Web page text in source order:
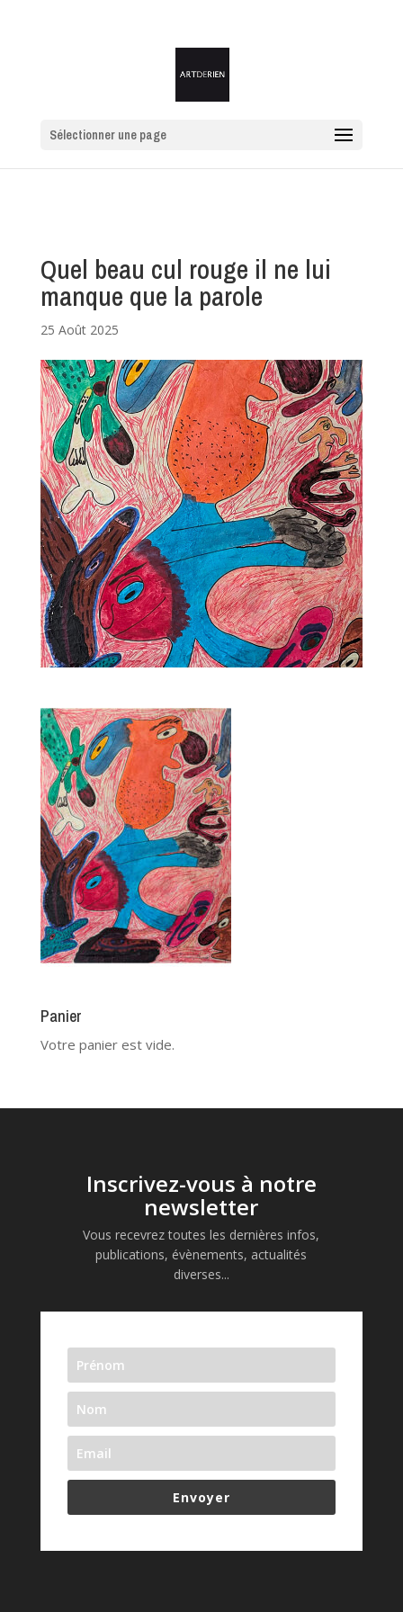
Sélectionner une page
Quel beau cul rouge il ne lui
manque que la parole
25 Août 2025
Panier
Votre panier est vide.
Inscrivez-vous à notre
newsletter
Vous recevrez toutes les dernières infos,
publications, évènements, actualités
diverses...
Envoyer